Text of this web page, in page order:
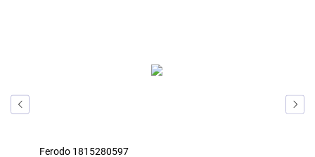
Ferodo 1815280597